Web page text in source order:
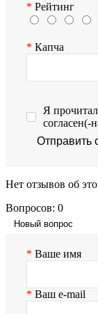
Рейтинг
Капча
Я
согласен(-
Отправить
Нет отзывов об
Вопросов: 0
Новый вопрос
Ваше имя
Ваш e-mail